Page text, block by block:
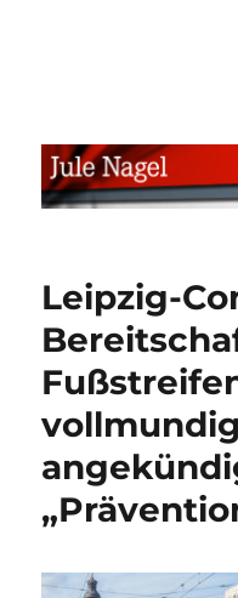
Leipzig-
vollmundig